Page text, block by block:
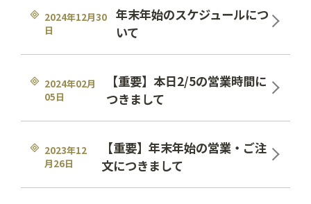
2024年12月30
日
年末年始のスケジュールにつ
いて
2024年02月
05日
【重要】本日2/5の営業時間に
つきまして
2023年12
月26日
【重要】年末年始の営業・ご注
文につきまして